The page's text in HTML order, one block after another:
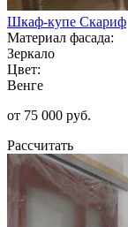
Шкаф-купе Скариф
Материал фасада:
Зеркало
Цвет:
Венге
от 75 000 руб.
Рассчитать